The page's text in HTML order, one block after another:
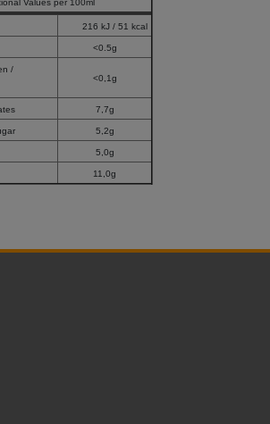
Values per 100ml
216 kJ / 51 kcal
<0.5g
/
<0,1g
7,7g
5,2g
5,0g
11,0g